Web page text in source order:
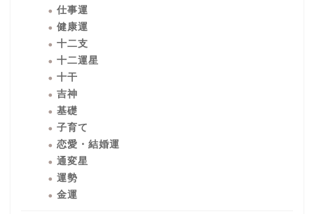
仕事運
健康運
十二支
十二運星
十干
吉神
基礎
子育て
恋愛・結婚運
通変星
運勢
金運